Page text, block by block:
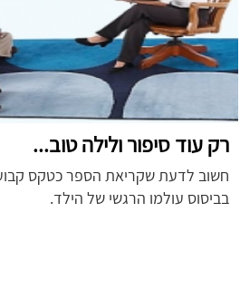
רק עוד סיפור ולילה טוב...
חשוב לדעת שקריאת הספר כטקס
בביסוס עולמו הרגשי של הילד.